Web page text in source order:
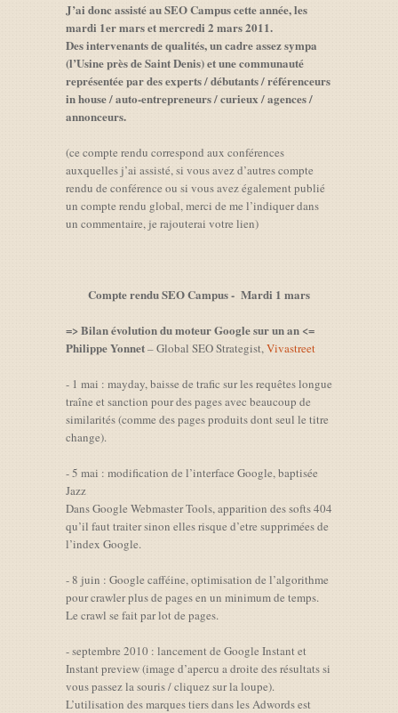
J’ai donc assisté au SEO Campus cette année, les
mardi 1er mars et mercredi 2 mars 2011.
Des intervenants de qualités, un cadre assez sympa
(l’Usine près de Saint Denis) et une communauté
représentée par des experts / débutants / référenceurs
in house / auto-entrepreneurs / curieux / agences /
annonceurs.
(ce compte rendu correspond aux conférences
auxquelles j’ai assisté, si vous avez d’autres compte
rendu de conférence ou si vous avez également publié
un compte rendu global, merci de me l’indiquer dans
un commentaire, je rajouterai votre lien)
Compte rendu SEO Campus - Mardi 1 mars
=> Bilan évolution du moteur Google sur un an <=
Philippe Yonnet– Global SEO Strategist,Vivastreet
- 1 mai : mayday, baisse de trafic sur les requêtes longue
traîne et sanction pour des pages avec beaucoup de
similarités (comme des pages produits dont seul le titre
change).
- 5 mai : modification de l’interface Google, baptisée
Jazz
Dans Google Webmaster Tools, apparition des softs 404
qu’il faut traiter sinon elles risque d’etre supprimées de
l’index Google.
- 8 juin : Google cafféine, optimisation de l’algorithme
pour crawler plus de pages en un minimum de temps.
Le crawl se fait par lot de pages.
- septembre 2010 : lancement de Google Instant et
Instant preview (image d’apercu a droite des résultats si
vous passez la souris / cliquez sur la loupe).
L’utilisation des marques tiers dans les Adwords est